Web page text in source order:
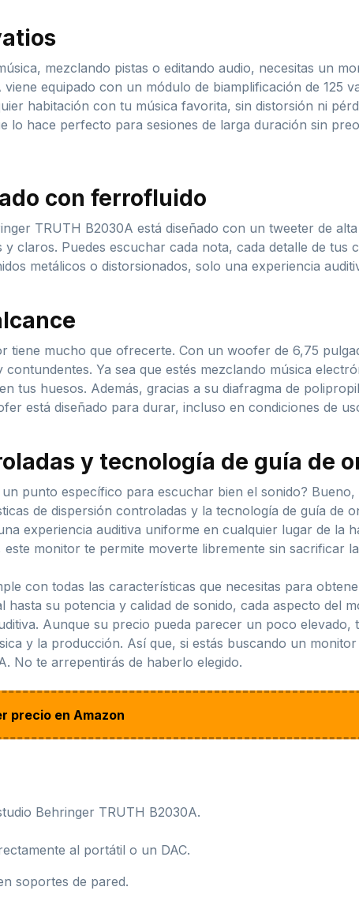
mezclando pistas o editando audio, necesitas un
equipado con un módulo de biamplificación de 125
habitación con tu música favorita, sin distorsión ni
lo hace perfecto para sesiones de larga duración sin
con ferrofluido
TRUTH B2030A está diseñado con un tweeter de
claros. Puedes escuchar cada nota, cada detalle de tus
metálicos o distorsionados, solo una experiencia
tiene mucho que ofrecerte. Con un woofer de 6,75
Ya sea que estés mezclando música
tus huesos. Además, gracias a su diafragma de
está diseñado para durar, incluso en condiciones de
y tecnología de guía de
punto específico para escuchar bien el sonido?
de dispersión controladas y la tecnología de guía de
experiencia auditiva uniforme en cualquier lugar de la
monitor te permite moverte libremente sin sacrificar
con todas las características que necesitas para
su potencia y calidad de sonido, cada aspecto del
Aunque su precio pueda parecer un poco elevado,
y la producción. Así que, si estás buscando un
No te arrepentirás de haberlo elegido.
precio en Amazon
Behringer TRUTH B2030A.
al portátil o un DAC.
soportes de pared.